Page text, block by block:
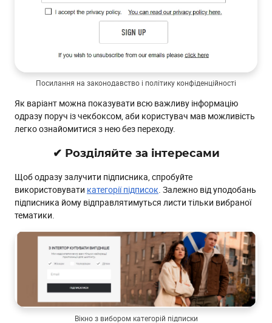
Посилання на законодавство і політику конфіденційності
Як варіант можна показувати всю важливу інформацію
одразу поруч із чекбоксом, аби користувач мав можливість
легко ознайомитися з нею без переходу.
✔ Розділяйте за інтересами
Щоб одразу залучити підписника, спробуйте
використовувати категорії підписок. Залежно від уподобань
підписника йому відправлятимуться листи тільки вибраної
тематики.
Вікно з вибором категорій підписки